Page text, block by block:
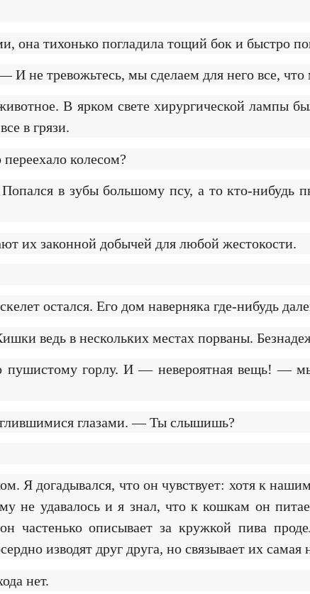
она тихонько погладила тощий бок и быстро
не тревожьтесь, мы сделаем для него все,
В ярком свете хирургической лампы
в грязи.
колесом?
в зубы большому псу, а то кто-нибудь
их законной добычей для любой жестокости.
остался. Его дом наверняка где-нибудь
ведь в нескольких местах порваны.
пушистому горлу. И — невероятная вещь! —
глазами. — Ты слышишь?
Я догадывался, что он чувствует: хотя к
не удавалось и я знал, что к кошкам он
частенько описывает за кружкой пива
изводят друг друга, но связывает их самая
нет.